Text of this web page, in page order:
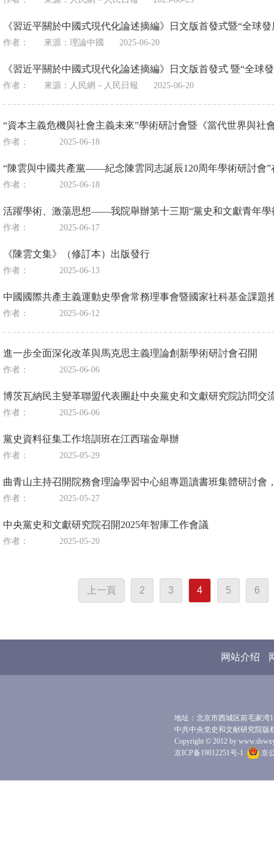
《習近平關於中國式現代化論述摘編》日文版首發式暨“全球
作者： 來源： 理論中國 2025-06-20
《習近平關於中國式現代化論述摘編》日文版首發式 暨“全球
作者： 來源： 人民網－人民日報 2025-06-20
“資本主義危機與社會主義未來”學術研討會暨《當代世界與
作者： 2025-06-18
“陳雲與中國共產黨——紀念陳雲同志誕辰120周年學術研討會”
作者： 2025-06-18
活躍學術、激蕩思想——我院舉辦第十三期“黨史和文獻青年學
作者： 2025-06-17
《陳雲文集》（修訂本）出版發行
作者： 2025-06-13
中國國際共產主義運動史學會常務理事會暨國家社科基金課題
作者： 2025-06-12
進一步全面深化改革與馬克思主義理論創新學術研討會召開
作者： 2025-06-06
博茨瓦納民主變革聯盟代表團赴中央黨史和文獻研究院訪問交
作者： 2025-06-06
黨史資料征集工作培訓班在江西瑞金舉辦
作者： 2025-05-29
曲青山主持召開院務會理論學習中心組專題讀書班集體研討
作者： 2025-05-27
中央黨史和文獻研究院召開2025年智庫工作會議
作者： 2025-05-20
上一頁 2 3 4 5 6
网站介绍
地址：北京市西城区前毛家湾
中共中央党史和文献研究院版
Copyright © 2012 by
京ICP备19012251号-1
京